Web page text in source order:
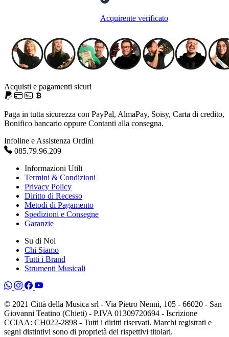
Acquirente verificato
Acquisti e pagamenti sicuri
Paga in tutta sicurezza con PayPal, AlmaPay, Soisy, Carta di credito,
Bonifico bancario oppure Contanti alla consegna.
Infoline e Assistenza Ordini
085.79.96.209
Informazioni Utili
Termini & Condizioni
Privacy Policy
Diritto di Recesso
Metodi di Pagamento
Spedizioni e Consegne
Garanzie
Su di Noi
Chi Siamo
Tutti i Brand
Strumenti Musicali
© 2021 Città della Musica srl - Via Pietro Nenni, 105 - 66020 - San
Giovanni Teatino (Chieti) - P.IVA 01309720694 - Iscrizione
CCIAA: CH022-2898 - Tutti i diritti riservati. Marchi registrati e
segni distintivi sono di proprietà dei rispettivi titolari.